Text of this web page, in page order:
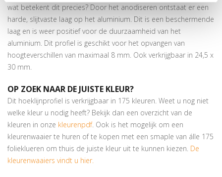
wat betekent dit precies? Door het anodiseren ontstaat er een
harde, slijtvaste laag op het aluminium. Dit is een beschermende
laag en is weer positief voor de duurzaamheid van het
aluminium. Dit profiel is geschikt voor het opvangen van
hoogteverschillen van maximaal 8 mm. Ook verkrijgbaar in 24,5 x
30 mm.
OP ZOEK NAAR DE JUISTE KLEUR?
Dit hoeklijnprofiel is verkrijgbaar in 175 kleuren. Weet u nog niet
welke kleur u nodig heeft? Bekijk dan een overzicht van de
kleuren in onze kleurenpdf. Ook is het mogelijk om een
kleurenwaaier te huren of te kopen met een smaple van álle 175
folieklueren om thuis de juiste kleur uit te kunnen kiezen. De
kleurenwaaiers vindt u hier.